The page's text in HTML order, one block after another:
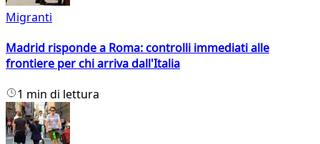
Migranti
Madrid risponde a Roma: controlli immediati alle
frontiere per chi arriva dall'Italia
1 min di lettura